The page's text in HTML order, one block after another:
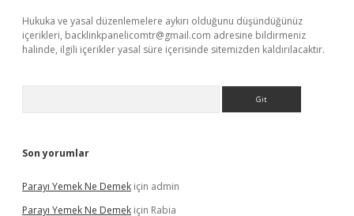
Hukuka ve yasal düzenlemelere aykırı olduğunu düşündüğünüz
içerikleri, backlinkpanelicomtr@gmail.com adresine bildirmeniz
halinde, ilgili içerikler yasal süre içerisinde sitemizden kaldırılacaktır.
Son yorumlar
Parayı Yemek Ne Demek için admin
Parayı Yemek Ne Demek için Rabia